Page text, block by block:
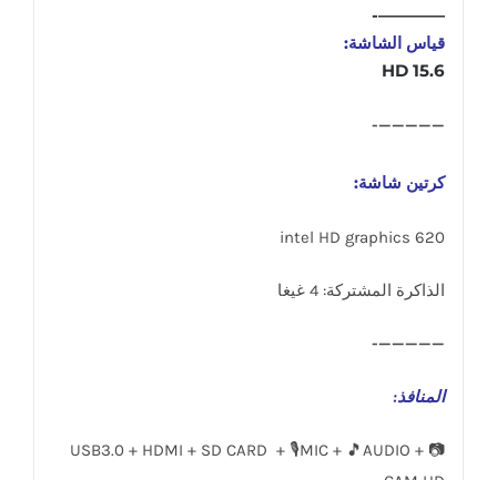
————-
قياس الشاشة:
15.6 HD
—————-
كرتين شاشة:
intel HD graphics 620
الذاكرة المشتركة: 4 غيغا
—————-
المنافذ:
USB3.0 + HDMI + SD CARD + 🎙️MIC + 🎵AUDIO + 📷